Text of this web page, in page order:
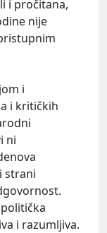
i pročitana,
nije
i
i kritičkih
ni
strani
i razumljiva.